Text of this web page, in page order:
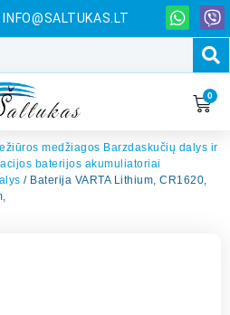
INFO@SALTUKAS.LT
0
medžiagos Barzdaskučių dalys ir
baterijos akumuliatoriai
/ Baterija VARTA Lithium, CR1620,